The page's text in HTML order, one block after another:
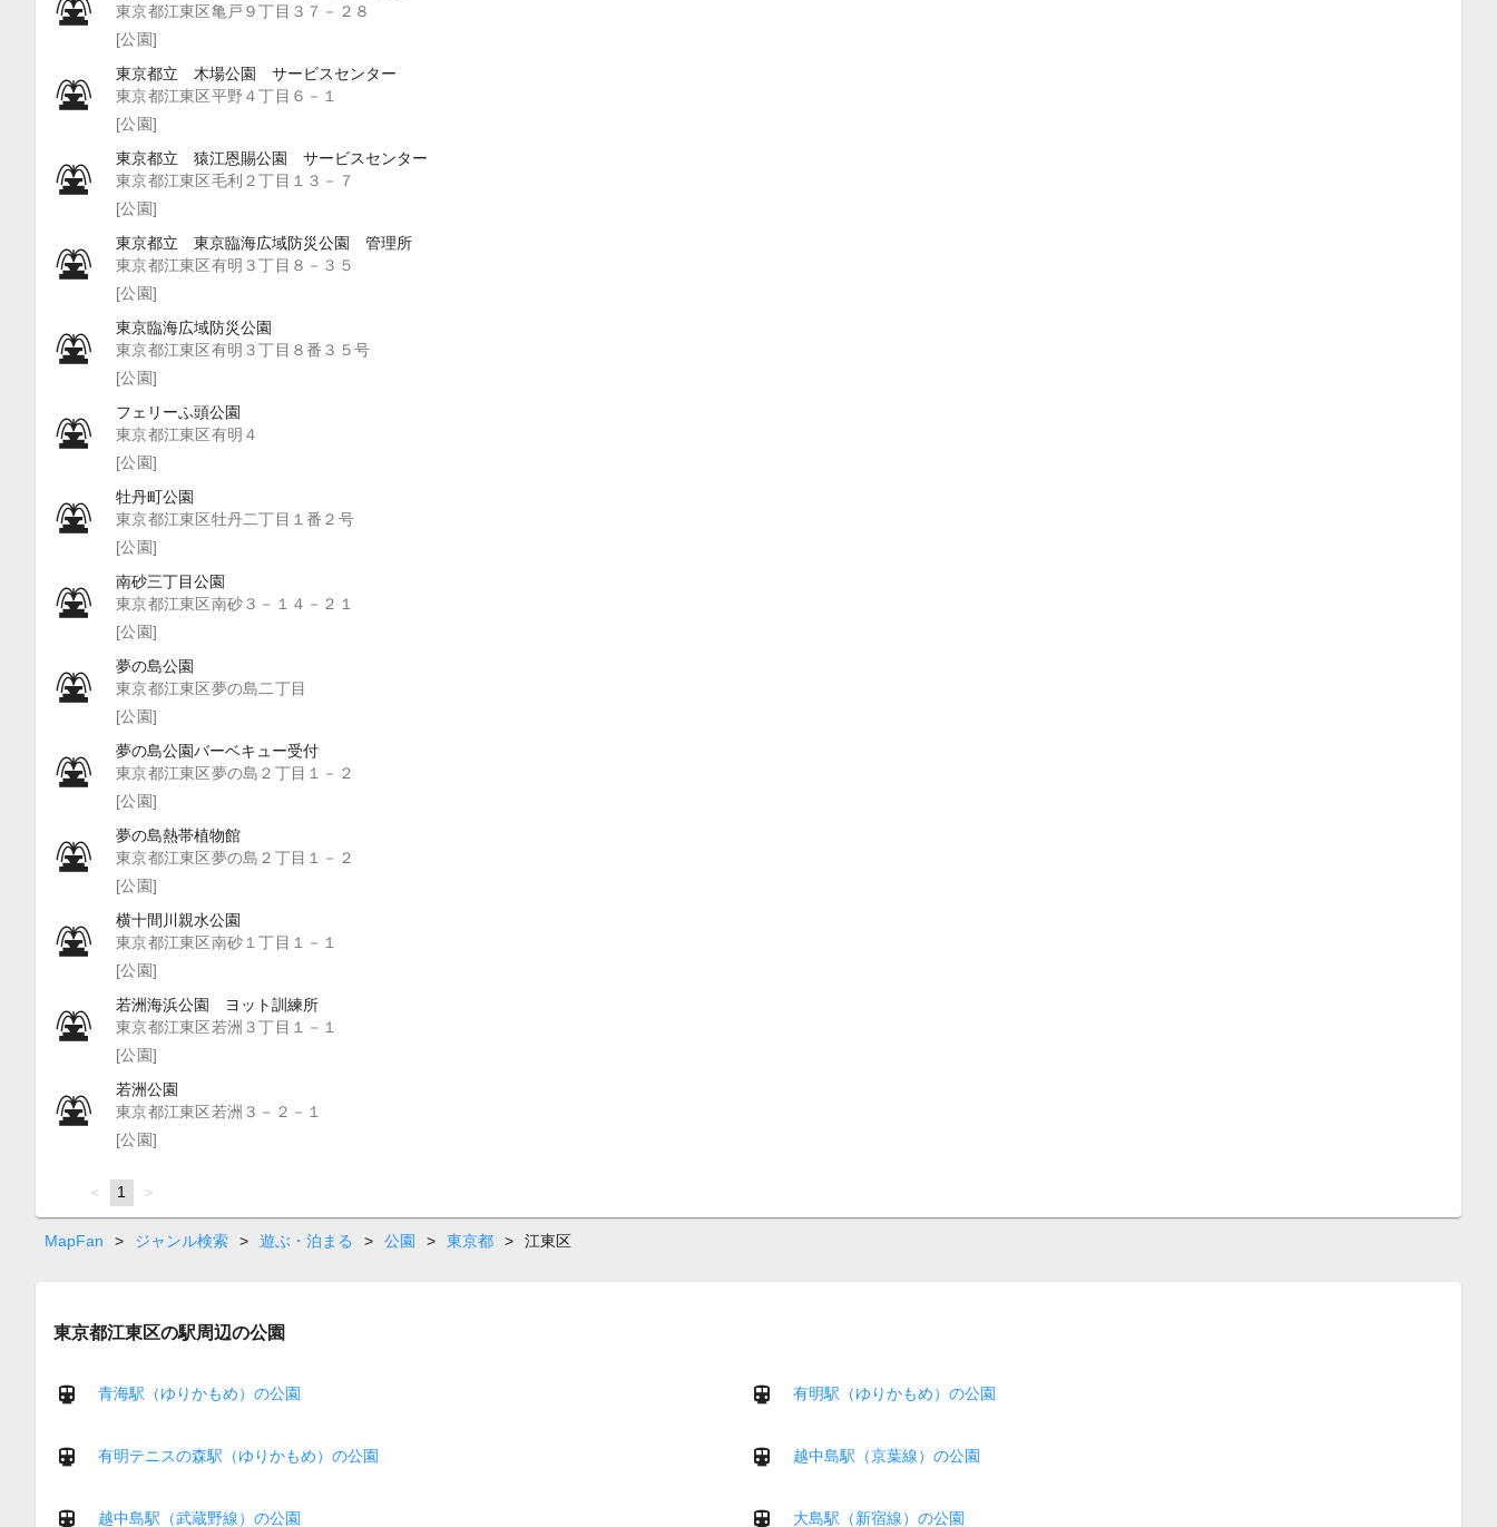
東京都江東区亀戸９丁目３７－２８
[公園]
東京都立 木場公園 サービスセンター
東京都江東区平野４丁目６－１
[公園]
東京都立 猿江恩賜公園 サービスセンター
東京都江東区毛利２丁目１３－７
[公園]
東京都立 東京臨海広域防災公園 管理所
東京都江東区有明３丁目８－３５
[公園]
東京臨海広域防災公園
東京都江東区有明３丁目８番３５号
[公園]
フェリーふ頭公園
東京都江東区有明４
[公園]
牡丹町公園
東京都江東区牡丹二丁目１番２号
[公園]
南砂三丁目公園
東京都江東区南砂３－１４－２１
[公園]
夢の島公園
東京都江東区夢の島二丁目
[公園]
夢の島公園バーベキュー受付
東京都江東区夢の島２丁目１－２
[公園]
夢の島熱帯植物館
東京都江東区夢の島２丁目１－２
[公園]
横十間川親水公園
東京都江東区南砂１丁目１－１
[公園]
若洲海浜公園 ヨット訓練所
東京都江東区若洲３丁目１－１
[公園]
若洲公園
東京都江東区若洲３－２－１
[公園]
page
You're
on
page
1 page
MapFan > ジャンル検索 > 遊ぶ・泊まる > 公園 > 東京都 > 江東区
東京都江東区の駅周辺の公園
青海駅（ゆりかもめ）の公園 有明駅（ゆりかもめ）の公園
有明テニスの森駅（ゆりかもめ）の公園 越中島駅（京葉線）の公園
越中島駅（武蔵野線）の公園 大島駅（新宿線）の公園